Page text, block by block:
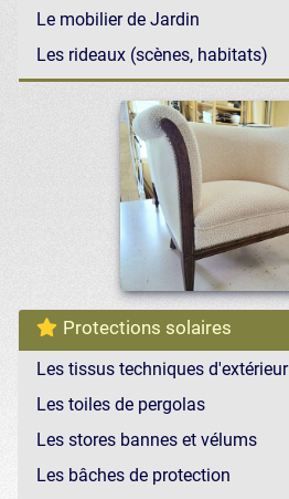
Le mobilier de Jardin
Les rideaux (scènes, habitats)
Protections solaires
Les tissus techniques d'extérieur
Les toiles de pergolas
Les stores bannes et vélums
Les bâches de protection